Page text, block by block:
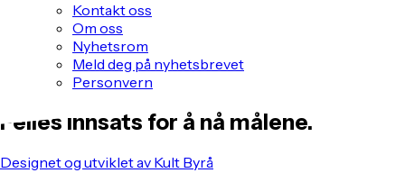
Kontakt oss
Om oss
Nyhetsrom
Meld deg på nyhetsbrevet
Personvern
Felles innsats for å nå målene.
Designet og utviklet av Kult Byrå